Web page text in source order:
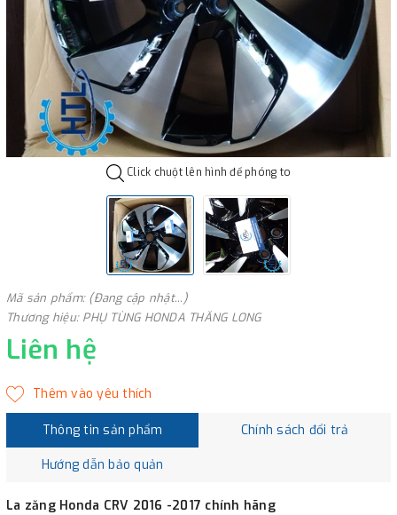
Click chuột lên hình để phóng to
Mã sản phẩm: (Đang cập nhật...)
Thương hiệu: PHỤ TÙNG HONDA THĂNG LONG
Liên hệ
Thông tin sản phẩm Chính sách đổi trả
Hướng dẫn bảo quản
La zăng Honda CRV 2016 -2017 chính hãng